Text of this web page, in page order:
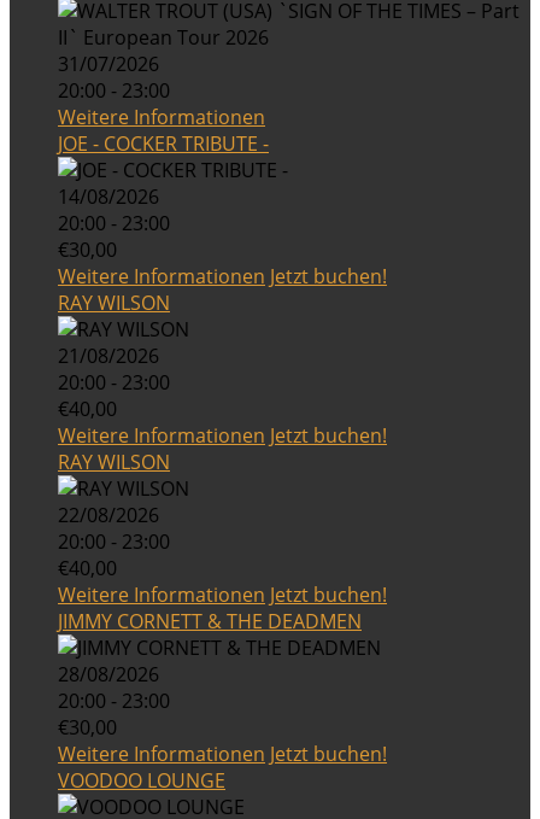
31/07/2026
20:00 - 23:00
Weitere Informationen
JOE - COCKER TRIBUTE -
14/08/2026
20:00 - 23:00
€30,00
Weitere Informationen Jetzt buchen!
RAY WILSON
21/08/2026
20:00 - 23:00
€40,00
Weitere Informationen Jetzt buchen!
RAY WILSON
22/08/2026
20:00 - 23:00
€40,00
Weitere Informationen Jetzt buchen!
JIMMY CORNETT & THE DEADMEN
28/08/2026
20:00 - 23:00
€30,00
Weitere Informationen Jetzt buchen!
VOODOO LOUNGE